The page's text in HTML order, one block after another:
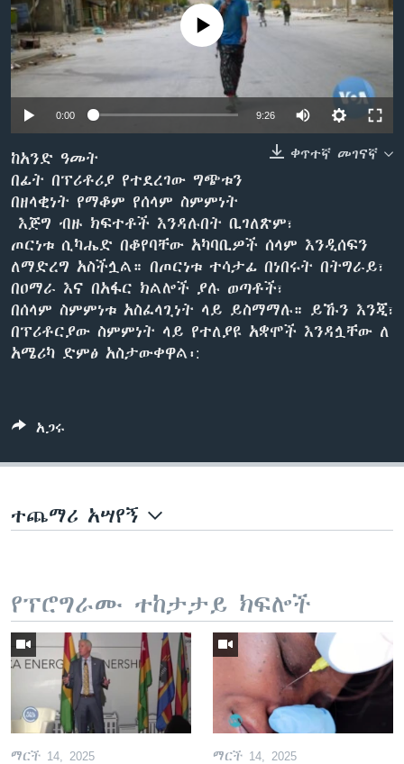
ቋንቋዎች
No media source currently available
0:00 9:26
ቀጥተኛ መገናኛ
ከአንድ ዓመት
በፊት በፕሪቶሪያ የተደረገው ግጭቱን
በዘላቂነት የማቆም የሰላም ስምምነት
እጅግ ብዙ ክፍተቶች እንዳሉበት ቢገለጽም፣
ጦርነቱ ሲካሔድ በቆየባቸው አካባቢዎች ሰላም እንዲሰፍን
ለማድረግ አስችሏል። በጦርነቱ ተሳታፊ በነበሩት በትግራይ፣
በዐማራ እና በአፋር ክልሎች ያሉ ወጣቶች፣
በሰላም ስምምነቱ አስፈላጊነት ላይ ይስማማሉ። ይኹን እንጂ፣
በፕሪቶርያው ስምምነት ላይ የተለያዩ አቋሞች እንዳሏቸው ለ
አሜሪካ ድምፅ አስታውቀዋል፡:
አጋሩ
ተጨማሪ አሣየኝ
የፕሮግራሙ ተከታታይ ክፍሎች
ማርች 14, 2025 ማርች 14, 2025